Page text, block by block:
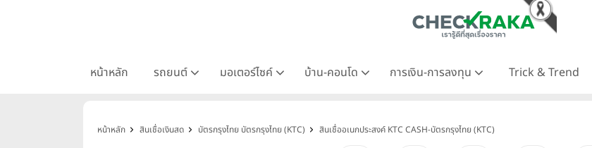
หน้าหลัก รถยนต์ มอเตอร์ไซค์ บ้าน-คอนโด การเงิน-การลงทุน Trick & Trend
หน้าหลัก สินเชื่อเงินสด บัตรกรุงไทย บัตรกรุงไทย (KTC) สินเชื่ออเนกประสงค์ KTC CASH-บัตรกรุงไทย (KTC)